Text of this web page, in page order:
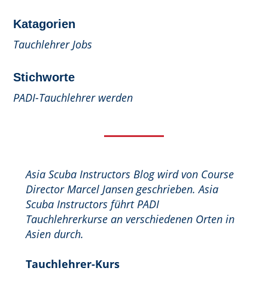
Katagorien
Tauchlehrer Jobs
Stichworte
PADI-Tauchlehrer werden
Asia Scuba Instructors Blog wird von Course
Director Marcel Jansen geschrieben. Asia
Scuba Instructors führt PADI
Tauchlehrerkurse an verschiedenen Orten in
Asien durch.
Tauchlehrer-Kurs